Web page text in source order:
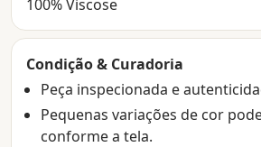
100% Viscose
Condição & Curadoria
Peça inspecionada e
Pequenas variações de cor
conforme a tela.